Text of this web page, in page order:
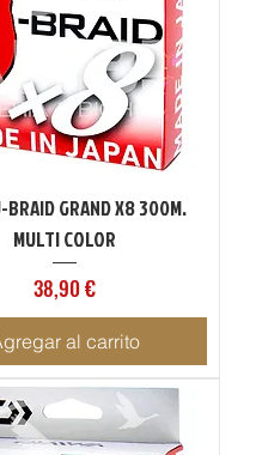
BRAID GRAND X8 300M.
MULTI COLOR
Precio
38,90 €
al carrito